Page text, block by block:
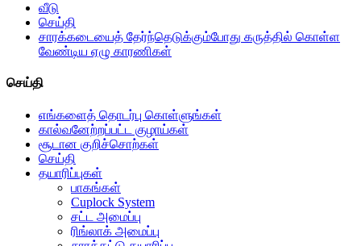
வீடு
செய்தி
சாரக்கடையைத் தேர்ந்தெடுக்கும்போது கருத்தில் கொள்ள
வேண்டிய ஏழு காரணிகள்
செய்தி
எங்களைத் தொடர்பு கொள்ளுங்கள்
கால்வனேற்றப்பட்ட குழாய்கள்
சூடான குறிச்சொற்கள்
செய்தி
தயாரிப்புகள்
பாகங்கள்
Cuplock System
சட்ட அமைப்பு
ரிங்லாக் அமைப்பு